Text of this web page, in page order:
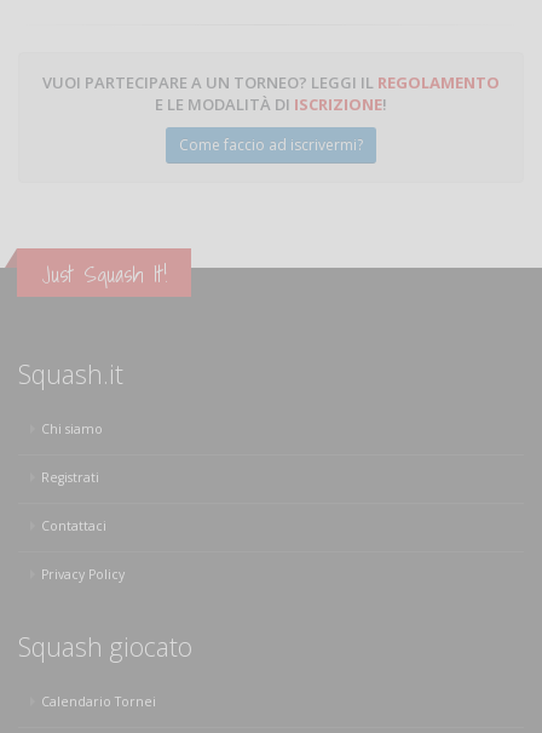
VUOI PARTECIPARE A UN TORNEO? LEGGI IL REGOLAMENTO
E LE MODALITÀ DI ISCRIZIONE!
Come faccio ad iscrivermi?
Just Squash It!
Squash.it
Chi siamo
Registrati
Contattaci
Privacy Policy
Squash giocato
Calendario Tornei